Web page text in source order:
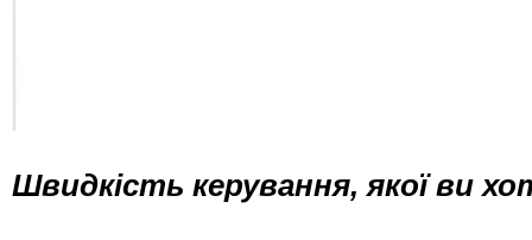
Швидкість керування, якої ви